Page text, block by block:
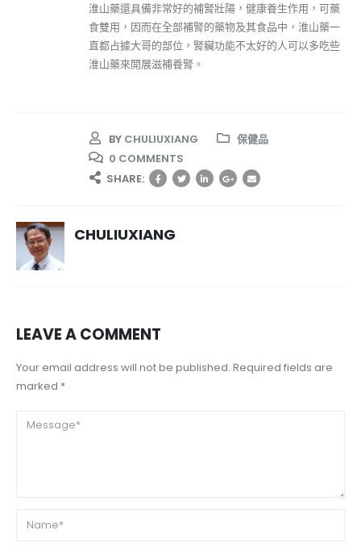
淮山藥還具備非常好的補腎壯陽，健康養生作用，可藥
食雙用，因而在全部補腎的藥物及其食品中，淮山藥一
直都占據大哥的部位，腎臟功能不太好的人可以多吃些
淮山藥來開展滋補養腎。
BY CHULIUXIANG
保健品
0 COMMENTS
SHARE:
CHULIUXIANG
LEAVE A COMMENT
Your email address will not be published. Required fields are
marked *